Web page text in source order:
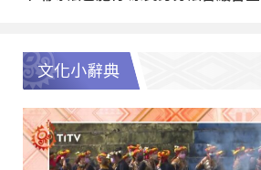
文化小辭典